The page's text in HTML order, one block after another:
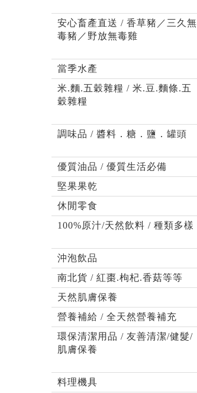
安心畜產直送 / 香草豬／三久無
毒豬／野放無毒雞
當季水產
米.麵.五穀雜糧 / 米.豆.麵條.五
穀雜糧
調味品 / 醬料．糖．鹽．罐頭
優質油品 / 優質生活必備
堅果果乾
休閒零食
100%原汁/天然飲料 / 種類多樣
沖泡飲品
南北貨 / 紅棗.枸杞.香菇等等
天然肌膚保養
營養補給 / 全天然營養補充
環保清潔用品 / 友善清潔/健髮/
肌膚保養
料理機具